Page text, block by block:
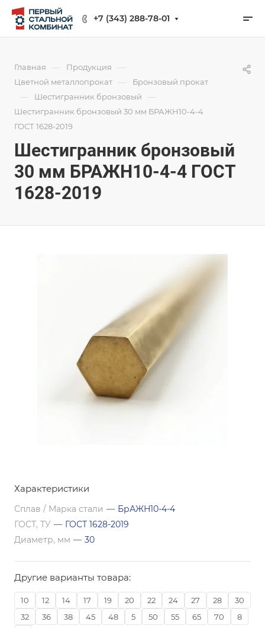
+7 (343) 288-78-01
Главная — Продукция —
Цветной металлопрокат — Бронзовый прокат
— Шестигранник бронзовый —
Шестигранник бронзовый 30 мм БРАЖН10-4-4
ГОСТ 1628-2019
Шестигранник бронзовый
30 мм БРАЖН10-4-4 ГОСТ
1628-2019
Характеристики
Сплав / Марка стали — БрАЖН10-4-4
ГОСТ, ТУ — ГОСТ 1628-2019
Диаметр, мм — 30
Другие варианты товара:
10 12 14 17 19 20 22 24 27 28
30
32
36 38 45 48 5 50 55 65 70
8